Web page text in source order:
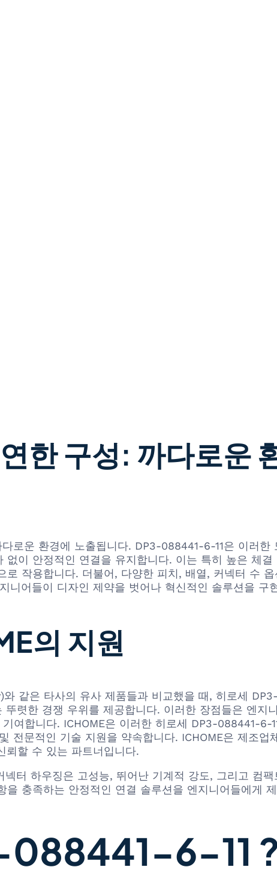
한 구성: 까다로운
로운 환경에 노출됩니다. DP3-088441-6-11은 이러한
이 안정적인 연결을 유지합니다. 이는 특히 높은 체
로 작용합니다. 더불어, 다양한 피치, 배열, 커넥터 수
니어들이 디자인 제약을 벗어나 혁신적인 솔루션을 구
의 지원
같은 타사의 유사 제품들과 비교했을 때, 히로세
렷한 경쟁 우위를 제공합니다. 이러한 장점들은 엔지
여합니다. ICHOME은 이러한 히로세 DP3-088441-6-
전문적인 기술 지원을 약속합니다. ICHOME은 제조
뢰할 수 있는 파트너입니다.
터 하우징은 고성능, 뛰어난 기계적 강도, 그리고 컴
충족하는 안정적인 연결 솔루션을 엔지니어들에게
088441-6-11